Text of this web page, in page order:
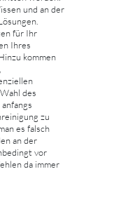
und an der
für Ihr
Ihres
kommen
des
zu
es falsch
an der
vor
da immer